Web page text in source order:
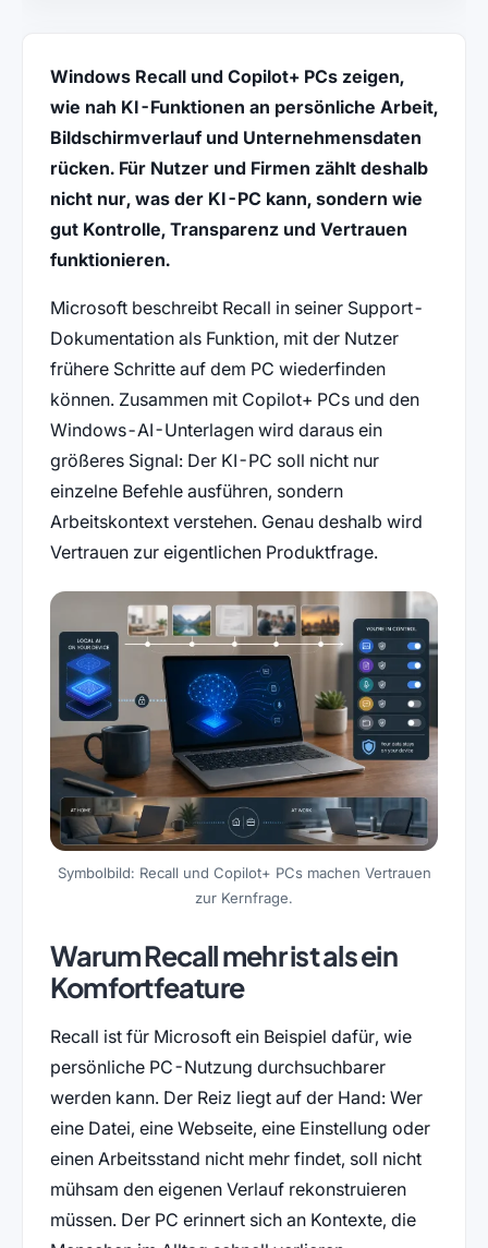
Windows Recall und Copilot+ PCs zeigen,
wie nah KI-Funktionen an persönliche Arbeit,
Bildschirmverlauf und Unternehmensdaten
rücken. Für Nutzer und Firmen zählt deshalb
nicht nur, was der KI-PC kann, sondern wie
gut Kontrolle, Transparenz und Vertrauen
funktionieren.
Microsoft beschreibt Recall in seiner Support-
Dokumentation als Funktion, mit der Nutzer
frühere Schritte auf dem PC wiederfinden
können. Zusammen mit Copilot+ PCs und den
Windows-AI-Unterlagen wird daraus ein
größeres Signal: Der KI-PC soll nicht nur
einzelne Befehle ausführen, sondern
Arbeitskontext verstehen. Genau deshalb wird
Vertrauen zur eigentlichen Produktfrage.
Symbolbild: Recall und Copilot+ PCs machen Vertrauen
zur Kernfrage.
Warum Recall mehr ist als ein
Komfortfeature
Recall ist für Microsoft ein Beispiel dafür, wie
persönliche PC-Nutzung durchsuchbarer
werden kann. Der Reiz liegt auf der Hand: Wer
eine Datei, eine Webseite, eine Einstellung oder
einen Arbeitsstand nicht mehr findet, soll nicht
mühsam den eigenen Verlauf rekonstruieren
müssen. Der PC erinnert sich an Kontexte, die